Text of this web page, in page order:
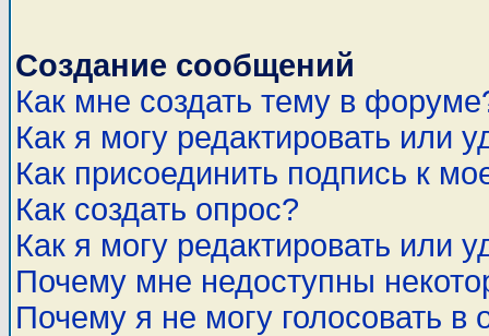
Создание сообщений
Как мне создать тему в
Как я могу редактировать или
Как присоединить подпись к
Как создать опрос?
Как я могу редактировать или
Почему мне недоступны
Почему я не могу голосовать в